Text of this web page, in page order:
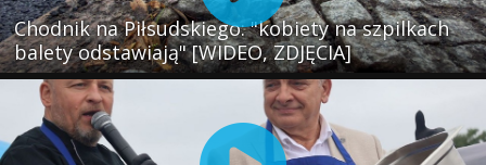
Chodnik na Piłsudskiego: "kobiety na szpilkach
balety odstawiają" [WIDEO, ZDJĘCIA]